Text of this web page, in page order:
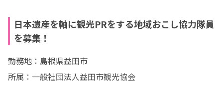
日本遺産を軸に観光PRをする地域おこし協力隊員
を募集！
勤務地：島根県益田市
所属：一般社団法人益田市観光協会